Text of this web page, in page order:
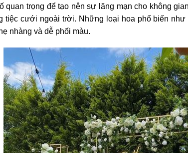
quan trọng để tạo nên sự lãng mạn cho không
tiệc cưới ngoài trời. Những loại hoa phổ biến
nhàng và dễ phối màu.